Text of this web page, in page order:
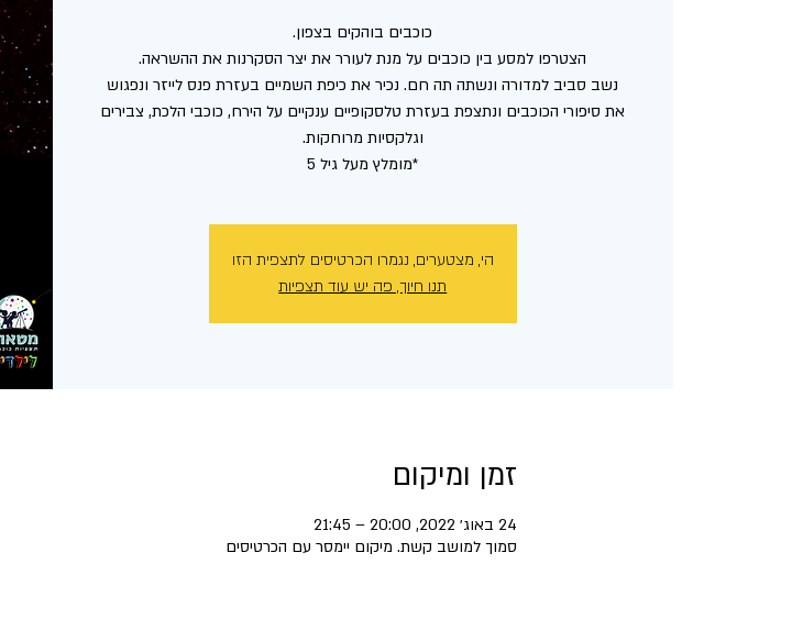
כוכבים בוהקים בצפון.
הצטרפו למסע בין כוכבים על מנת לעורר את יצר הסקרנות את ההשראה.
נשב סביב למדורה ונשתה תה חם. נכיר את כיפת השמיים בעזרת פנס לייזר ונפגוש
את סיפורי הכוכבים ונתצפת בעזרת טלסקופיים ענקיים על הירח, כוכבי הלכת, צבירים
*מומלץ מעל גיל 5
הי, מצטערים, נגמרו הכרטיסים לתצפית הזו
תנו חיוך, פה יש עוד תצפיות
זמן ומיקום
24 באוג׳ 2022, 20:00 – 21:45
סמוך למושב קשת. מיקום יימסר עם הכרטיסים